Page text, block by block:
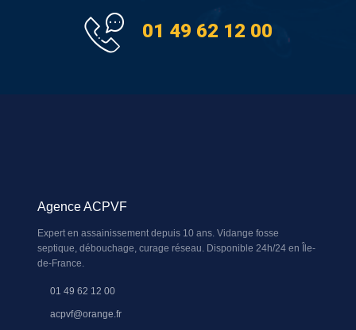
01 49 62 12 00
Agence ACPVF
Expert en assainissement depuis 10 ans. Vidange fosse
septique, débouchage, curage réseau. Disponible 24h/24 en Île-
de-France.
01 49 62 12 00
acpvf@orange.fr